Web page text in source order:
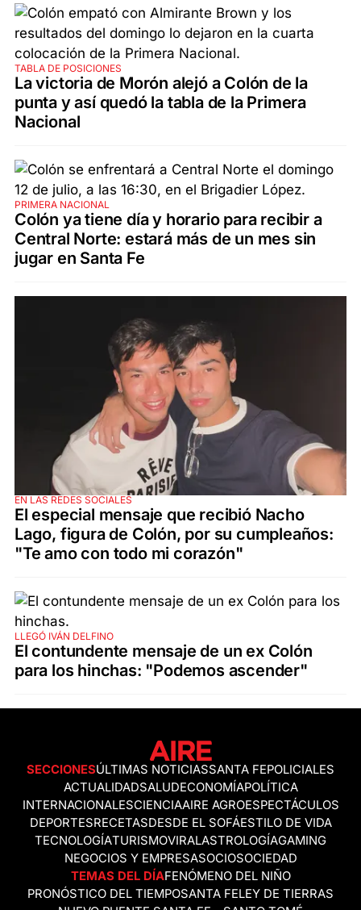
TABLA DE POSICIONES
La victoria de Morón alejó a Colón de la
punta y así quedó la tabla de la Primera
Nacional
PRIMERA NACIONAL
Colón ya tiene día y horario para recibir a
Central Norte: estará más de un mes sin
jugar en Santa Fe
EN LAS REDES SOCIALES
El especial mensaje que recibió Nacho
Lago, figura de Colón, por su cumpleaños:
"Te amo con todo mi corazón"
LLEGÓ IVÁN DELFINO
El contundente mensaje de un ex Colón
para los hinchas: "Podemos ascender"
SECCIONESÚLTIMAS NOTICIASSANTA FEPOLICIALES
ACTUALIDADSALUDECONOMÍAPOLÍTICA
INTERNACIONALESCIENCIAAIRE AGROESPECTÁCULOS
DEPORTESRECETASDESDE EL SOFÁESTILO DE VIDA
TECNOLOGÍATURISMOVIRALASTROLOGÍAGAMING
NEGOCIOS Y EMPRESASOCIOSOCIEDAD
TEMAS DEL DÍAFENÓMENO DEL NIÑO
PRONÓSTICO DEL TIEMPOSANTA FELEY DE TIERRAS